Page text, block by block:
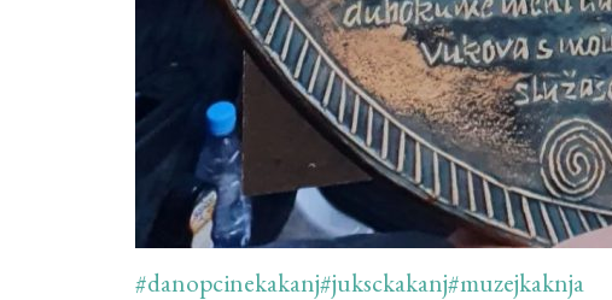
#danopcinekakanj#juksckakanj#muzejkaknja